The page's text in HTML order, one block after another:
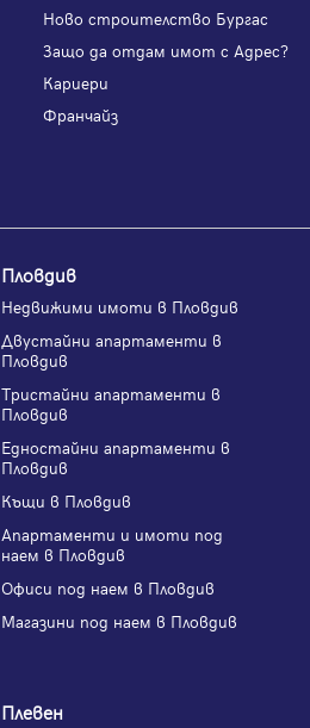
Ново строителство Бургас
Защо да отдам имот с Адрес?
Кариери
Франчайз
Пловдив
Недвижими имоти в Пловдив
Двустайни апартаменти в
Пловдив
Тристайни апартаменти в
Пловдив
Едностайни апартаменти в
Пловдив
Къщи в Пловдив
Апартаменти и имоти под
наем в Пловдив
Офиси под наем в Пловдив
Магазини под наем в Пловдив
Плевен